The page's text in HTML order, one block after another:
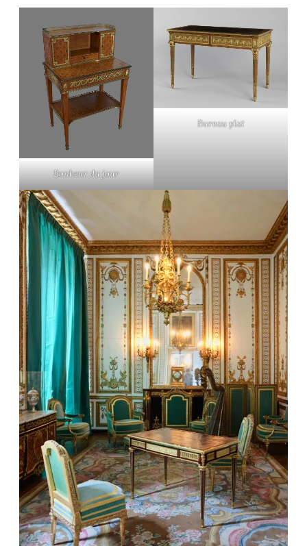
Bonheur du jour
Bureau plat